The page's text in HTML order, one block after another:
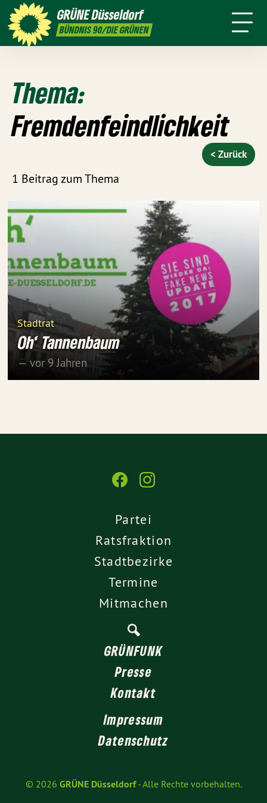
GRÜNEDüsseldorf
BÜNDNIS 90/DIE GRÜNEN
GRÜNFUNK Presse
Stadtbezirke Termine Mitmachen
Thema:
Fremdenfeindlichkeit
1 Beitrag zum Thema
< Zurück
Stadtrat
Oh‘ Tannenbaum
— vor 9 Jahren
Partei
Ratsfraktion
Stadtbezirke
Termine
Mitmachen
GRÜNFUNK
Presse
Kontakt
Impressum
Datenschutz
© 2026 GRÜNE Düsseldorf- Alle Rechte vorbehalten.